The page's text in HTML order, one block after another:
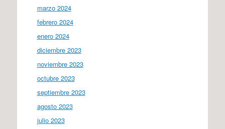
marzo 2024
febrero 2024
enero 2024
diciembre 2023
noviembre 2023
octubre 2023
septiembre 2023
agosto 2023
julio 2023